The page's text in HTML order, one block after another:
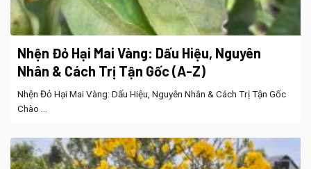
Nhện Đỏ Hại Mai Vàng: Dấu Hiệu, Nguyên
Nhân & Cách Trị Tận Gốc (A-Z)
Nhện Đỏ Hại Mai Vàng: Dấu Hiệu, Nguyên Nhân & Cách Trị Tận Gốc
Chào ...